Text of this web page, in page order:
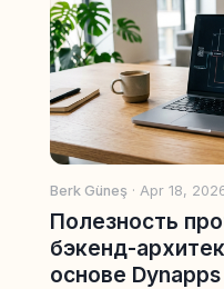
Berk Güneş · Apr 18,
Полезность
бэкенд-
основе Dynapps